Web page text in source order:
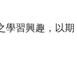
學習興趣，以期